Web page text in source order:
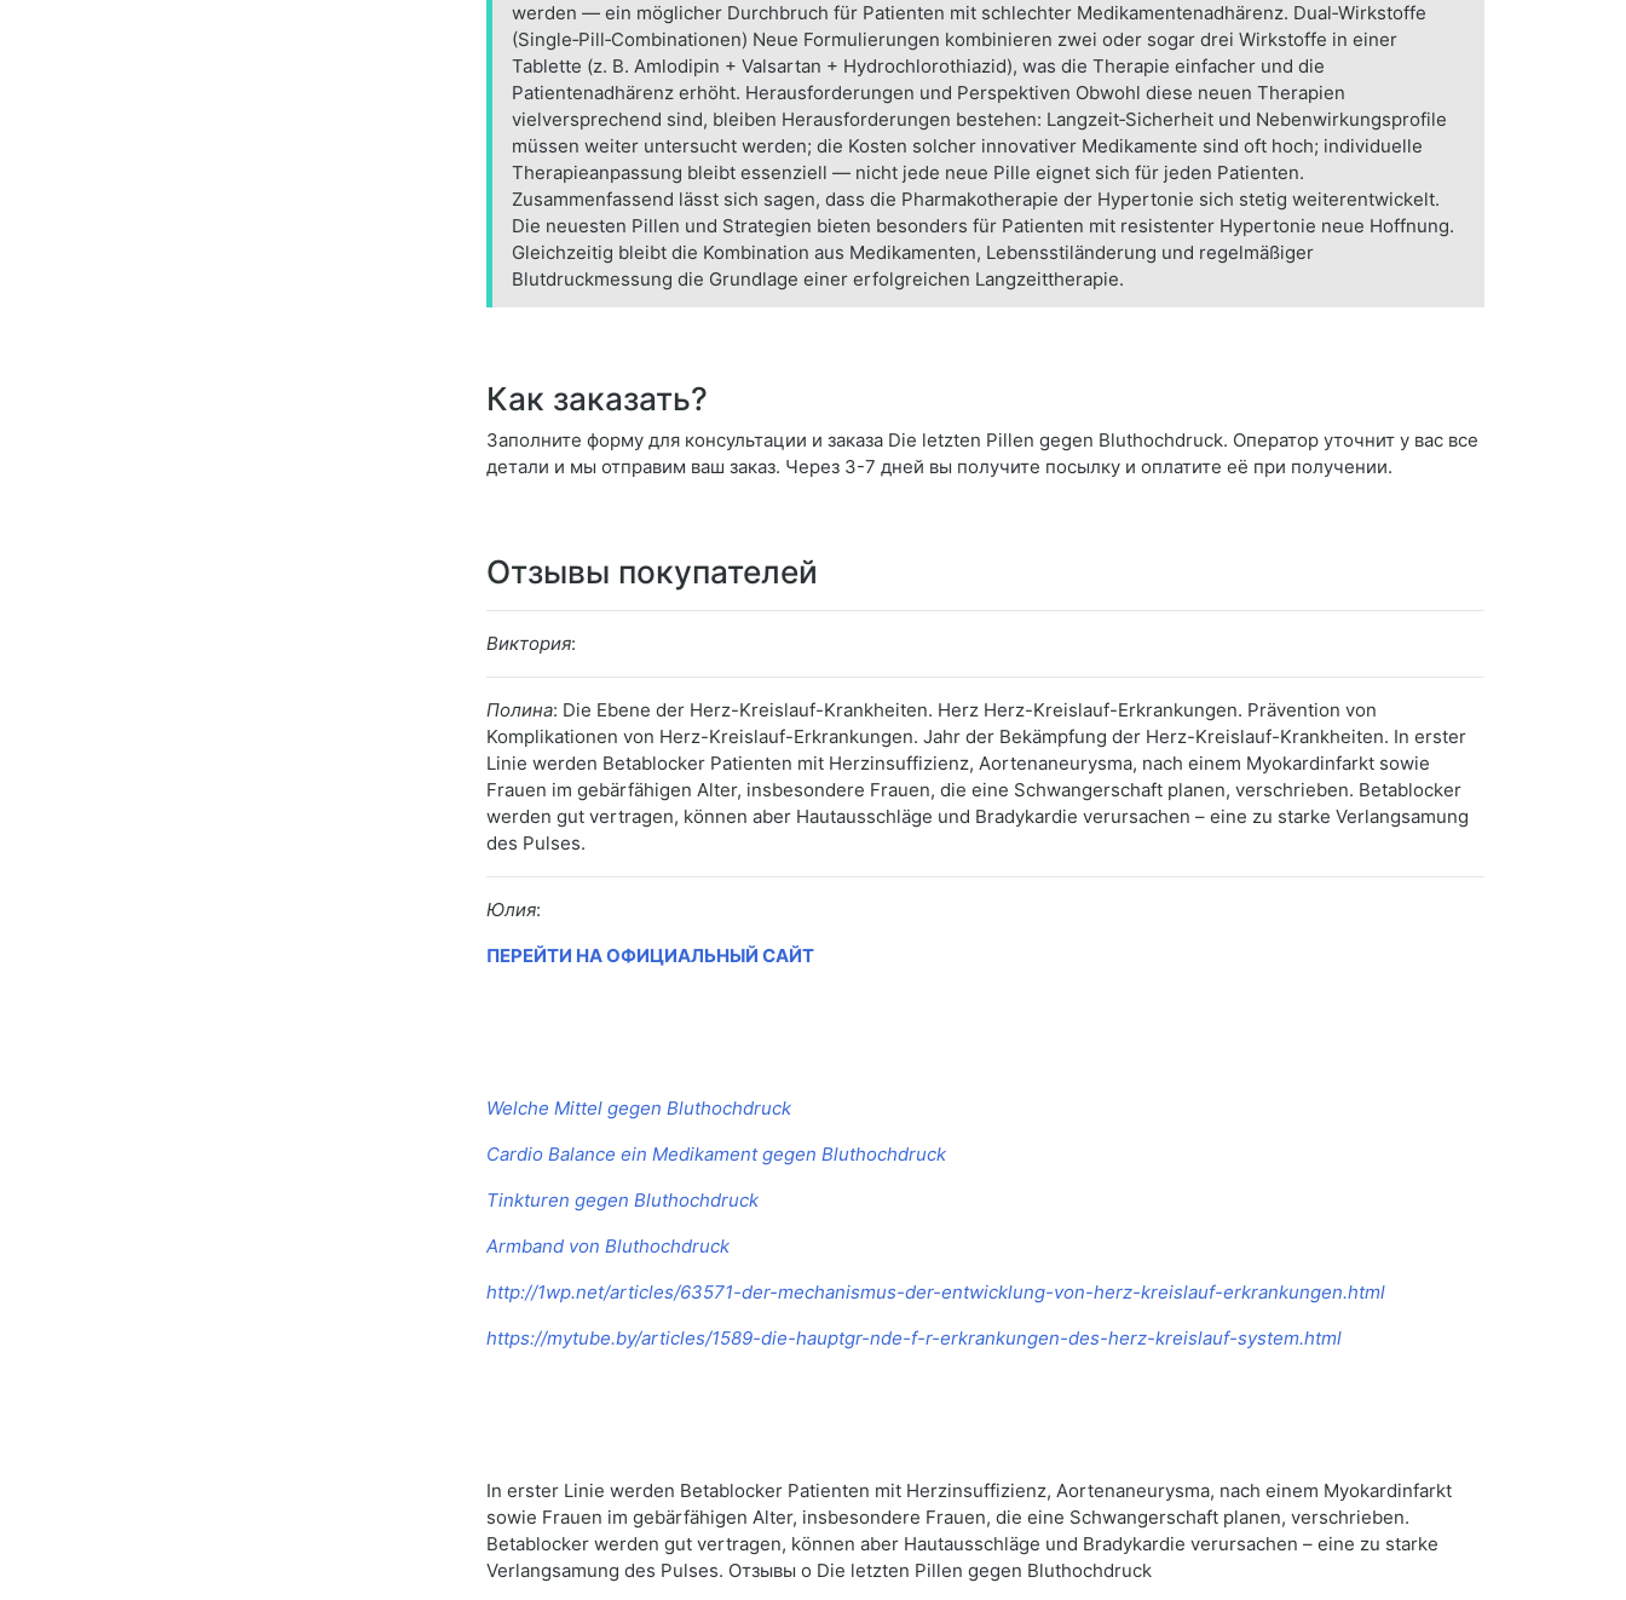
werden — ein möglicher Durchbruch für Patienten mit schlechter Medikamentenadhärenz. Dual‑Wirkstoffe
(Single‑Pill‑Combinationen) Neue Formulierungen kombinieren zwei oder sogar drei Wirkstoffe in einer
Tablette (z. B. Amlodipin + Valsartan + Hydrochlorothiazid), was die Therapie einfacher und die
Patientenadhärenz erhöht. Herausforderungen und Perspektiven Obwohl diese neuen Therapien
vielversprechend sind, bleiben Herausforderungen bestehen: Langzeit‑Sicherheit und Nebenwirkungsprofile
müssen weiter untersucht werden; die Kosten solcher innovativer Medikamente sind oft hoch; individuelle
Therapieanpassung bleibt essenziell — nicht jede neue Pille eignet sich für jeden Patienten.
Zusammenfassend lässt sich sagen, dass die Pharmakotherapie der Hypertonie sich stetig weiterentwickelt.
Die neuesten Pillen und Strategien bieten besonders für Patienten mit resistenter Hypertonie neue Hoffnung.
Gleichzeitig bleibt die Kombination aus Medikamenten, Lebensstiländerung und regelmäßiger
Blutdruckmessung die Grundlage einer erfolgreichen Langzeittherapie.
Как заказать?
Заполните форму для консультации и заказа Die letzten Pillen gegen Bluthochdruck. Оператор уточнит у вас все
детали и мы отправим ваш заказ. Через 3-7 дней вы получите посылку и оплатите её при получении.
Отзывы покупателей
Виктория:
Полина: Die Ebene der Herz-Kreislauf-Krankheiten. Herz Herz-Kreislauf-Erkrankungen. Prävention von
Komplikationen von Herz-Kreislauf-Erkrankungen. Jahr der Bekämpfung der Herz-Kreislauf-Krankheiten. In erster
Linie werden Betablocker Patienten mit Herzinsuffizienz, Aortenaneurysma, nach einem Myokardinfarkt sowie
Frauen im gebärfähigen Alter, insbesondere Frauen, die eine Schwangerschaft planen, verschrieben. Betablocker
werden gut vertragen, können aber Hautausschläge und Bradykardie verursachen – eine zu starke Verlangsamung
des Pulses.
Юлия:
ПЕРЕЙТИ НА ОФИЦИАЛЬНЫЙ САЙТ
Welche Mittel gegen Bluthochdruck
Cardio Balance ein Medikament gegen Bluthochdruck
Tinkturen gegen Bluthochdruck
Armband von Bluthochdruck
http://1wp.net/articles/63571-der-mechanismus-der-entwicklung-von-herz-kreislauf-erkrankungen.html
https://mytube.by/articles/1589-die-hauptgr-nde-f-r-erkrankungen-des-herz-kreislauf-system.html
In erster Linie werden Betablocker Patienten mit Herzinsuffizienz, Aortenaneurysma, nach einem Myokardinfarkt
sowie Frauen im gebärfähigen Alter, insbesondere Frauen, die eine Schwangerschaft planen, verschrieben.
Betablocker werden gut vertragen, können aber Hautausschläge und Bradykardie verursachen – eine zu starke
Verlangsamung des Pulses. Отзывы о Die letzten Pillen gegen Bluthochdruck